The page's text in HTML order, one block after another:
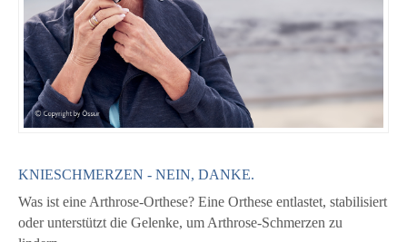
KNIESCHMERZEN - NEIN, DANKE.
Was ist eine Arthrose-Orthese? Eine Orthese entlastet, stabilisiert
oder unterstützt die Gelenke, um Arthrose-Schmerzen zu